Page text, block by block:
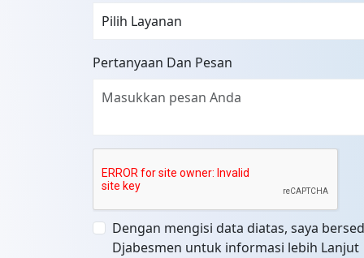
Pertanyaan Dan Pesan
Dengan mengisi data diatas, saya
Djabesmen untuk informasi lebih Lanjut